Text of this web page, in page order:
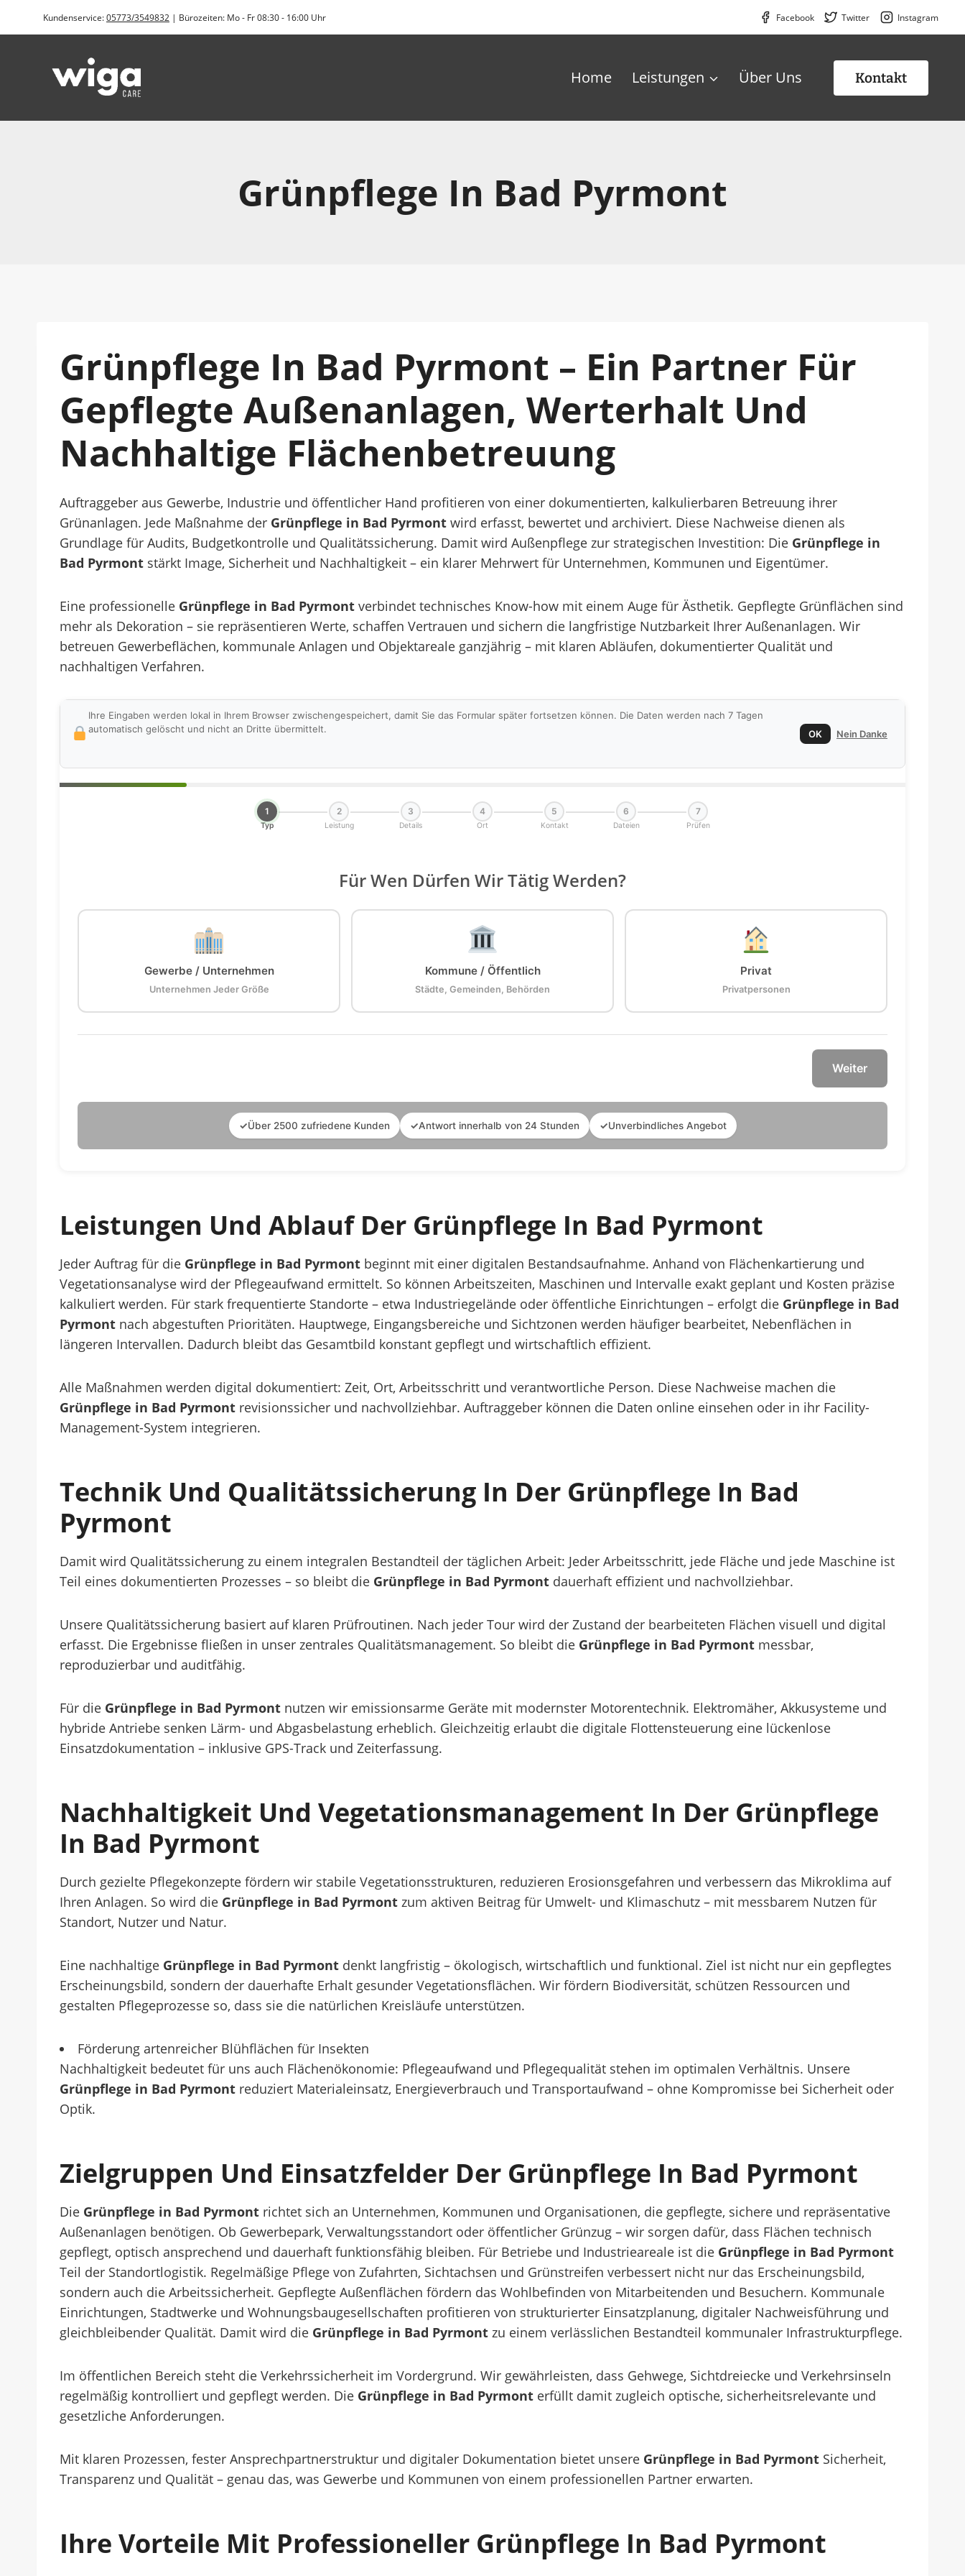
Kundenservice:05773/3549832 | Bürozeiten: Mo - Fr 08:30 - 16:00 Uhr Facebook Twitter Instagram
Home Leistungen Über Uns Kontakt
Grünpflege In Bad Pyrmont
Grünpflege In Bad Pyrmont – Ein Partner Für
Gepflegte Außenanlagen, Werterhalt Und
Nachhaltige Flächenbetreuung
Auftraggeber aus Gewerbe, Industrie und öffentlicher Hand profitieren von einer dokumentierten, kalkulierbaren Betreuung ihrer
Grünanlagen. Jede Maßnahme der Grünpflege in Bad Pyrmont wird erfasst, bewertet und archiviert. Diese Nachweise dienen als
Grundlage für Audits, Budgetkontrolle und Qualitätssicherung. Damit wird Außenpflege zur strategischen Investition: Die Grünpflege in
Bad Pyrmont stärkt Image, Sicherheit und Nachhaltigkeit – ein klarer Mehrwert für Unternehmen, Kommunen und Eigentümer.
Eine professionelle Grünpflege in Bad Pyrmont verbindet technisches Know-how mit einem Auge für Ästhetik. Gepflegte Grünflächen sind
mehr als Dekoration – sie repräsentieren Werte, schaffen Vertrauen und sichern die langfristige Nutzbarkeit Ihrer Außenanlagen. Wir
betreuen Gewerbeflächen, kommunale Anlagen und Objektareale ganzjährig – mit klaren Abläufen, dokumentierter Qualität und
nachhaltigen Verfahren.
Ihre Eingaben werden lokal in Ihrem Browser zwischengespeichert, damit Sie das Formular später fortsetzen können. Die Daten werden nach 7 Tagen
automatisch gelöscht und nicht an Dritte übermittelt.
OK Nein Danke
1
Typ
2
Leistung
3
Details
4
Ort
5
Kontakt
6
Dateien
7
Prüfen
Für Wen Dürfen Wir Tätig Werden?
Gewerbe / Unternehmen
Unternehmen Jeder Größe
Kommune / Öffentlich
Städte, Gemeinden, Behörden
Privat
Privatpersonen
Weiter
✓Über 2500 zufriedene Kunden ✓Antwort innerhalb von 24 Stunden ✓Unverbindliches Angebot
Leistungen Und Ablauf Der Grünpflege In Bad Pyrmont
Jeder Auftrag für die Grünpflege in Bad Pyrmont beginnt mit einer digitalen Bestandsaufnahme. Anhand von Flächenkartierung und
Vegetationsanalyse wird der Pflegeaufwand ermittelt. So können Arbeitszeiten, Maschinen und Intervalle exakt geplant und Kosten präzise
kalkuliert werden. Für stark frequentierte Standorte – etwa Industriegelände oder öffentliche Einrichtungen – erfolgt die Grünpflege in Bad
Pyrmont nach abgestuften Prioritäten. Hauptwege, Eingangsbereiche und Sichtzonen werden häufiger bearbeitet, Nebenflächen in
längeren Intervallen. Dadurch bleibt das Gesamtbild konstant gepflegt und wirtschaftlich effizient.
Alle Maßnahmen werden digital dokumentiert: Zeit, Ort, Arbeitsschritt und verantwortliche Person. Diese Nachweise machen die
Grünpflege in Bad Pyrmont revisionssicher und nachvollziehbar. Auftraggeber können die Daten online einsehen oder in ihr Facility-
Management-System integrieren.
Technik Und Qualitätssicherung In Der Grünpflege In Bad
Pyrmont
Damit wird Qualitätssicherung zu einem integralen Bestandteil der täglichen Arbeit: Jeder Arbeitsschritt, jede Fläche und jede Maschine ist
Teil eines dokumentierten Prozesses – so bleibt die Grünpflege in Bad Pyrmont dauerhaft effizient und nachvollziehbar.
Unsere Qualitätssicherung basiert auf klaren Prüfroutinen. Nach jeder Tour wird der Zustand der bearbeiteten Flächen visuell und digital
erfasst. Die Ergebnisse fließen in unser zentrales Qualitätsmanagement. So bleibt die Grünpflege in Bad Pyrmont messbar,
reproduzierbar und auditfähig.
Für die Grünpflege in Bad Pyrmont nutzen wir emissionsarme Geräte mit modernster Motorentechnik. Elektromäher, Akkusysteme und
hybride Antriebe senken Lärm- und Abgasbelastung erheblich. Gleichzeitig erlaubt die digitale Flottensteuerung eine lückenlose
Einsatzdokumentation – inklusive GPS-Track und Zeiterfassung.
Nachhaltigkeit Und Vegetationsmanagement In Der Grünpflege
In Bad Pyrmont
Durch gezielte Pflegekonzepte fördern wir stabile Vegetationsstrukturen, reduzieren Erosionsgefahren und verbessern das Mikroklima auf
Ihren Anlagen. So wird die Grünpflege in Bad Pyrmont zum aktiven Beitrag für Umwelt- und Klimaschutz – mit messbarem Nutzen für
Standort, Nutzer und Natur.
Eine nachhaltige Grünpflege in Bad Pyrmont denkt langfristig – ökologisch, wirtschaftlich und funktional. Ziel ist nicht nur ein gepflegtes
Erscheinungsbild, sondern der dauerhafte Erhalt gesunder Vegetationsflächen. Wir fördern Biodiversität, schützen Ressourcen und
gestalten Pflegeprozesse so, dass sie die natürlichen Kreisläufe unterstützen.
Förderung artenreicher Blühflächen für Insekten
Nachhaltigkeit bedeutet für uns auch Flächenökonomie: Pflegeaufwand und Pflegequalität stehen im optimalen Verhältnis. Unsere
Grünpflege in Bad Pyrmont reduziert Materialeinsatz, Energieverbrauch und Transportaufwand – ohne Kompromisse bei Sicherheit oder
Optik.
Zielgruppen Und Einsatzfelder Der Grünpflege In Bad Pyrmont
Die Grünpflege in Bad Pyrmont richtet sich an Unternehmen, Kommunen und Organisationen, die gepflegte, sichere und repräsentative
Außenanlagen benötigen. Ob Gewerbepark, Verwaltungsstandort oder öffentlicher Grünzug – wir sorgen dafür, dass Flächen technisch
gepflegt, optisch ansprechend und dauerhaft funktionsfähig bleiben. Für Betriebe und Industrieareale ist die Grünpflege in Bad Pyrmont
Teil der Standortlogistik. Regelmäßige Pflege von Zufahrten, Sichtachsen und Grünstreifen verbessert nicht nur das Erscheinungsbild,
sondern auch die Arbeitssicherheit. Gepflegte Außenflächen fördern das Wohlbefinden von Mitarbeitenden und Besuchern. Kommunale
Einrichtungen, Stadtwerke und Wohnungsbaugesellschaften profitieren von strukturierter Einsatzplanung, digitaler Nachweisführung und
gleichbleibender Qualität. Damit wird die Grünpflege in Bad Pyrmont zu einem verlässlichen Bestandteil kommunaler Infrastrukturpflege.
Im öffentlichen Bereich steht die Verkehrssicherheit im Vordergrund. Wir gewährleisten, dass Gehwege, Sichtdreiecke und Verkehrsinseln
regelmäßig kontrolliert und gepflegt werden. Die Grünpflege in Bad Pyrmont erfüllt damit zugleich optische, sicherheitsrelevante und
gesetzliche Anforderungen.
Mit klaren Prozessen, fester Ansprechpartnerstruktur und digitaler Dokumentation bietet unsere Grünpflege in Bad Pyrmont Sicherheit,
Transparenz und Qualität – genau das, was Gewerbe und Kommunen von einem professionellen Partner erwarten.
Ihre Vorteile Mit Professioneller Grünpflege In Bad Pyrmont